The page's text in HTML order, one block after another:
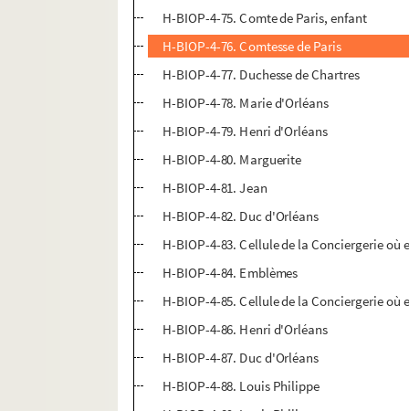
H-BIOP-4-75. Comte de Paris, enfant
H-BIOP-4-76. Comtesse de Paris
H-BIOP-4-77. Duchesse de Chartres
H-BIOP-4-78. Marie d'Orléans
H-BIOP-4-79. Henri d'Orléans
H-BIOP-4-80. Marguerite
H-BIOP-4-81. Jean
H-BIOP-4-82. Duc d'Orléans
H-BIOP-4-83. Cellule de la Conciergerie où
H-BIOP-4-84. Emblèmes
H-BIOP-4-85. Cellule de la Conciergerie où
H-BIOP-4-86. Henri d'Orléans
H-BIOP-4-87. Duc d'Orléans
H-BIOP-4-88. Louis Philippe